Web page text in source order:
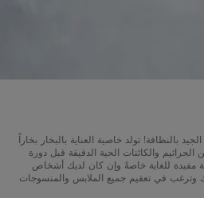
بالنظافة! تولد خاصية العناية بالبخار بخاراً
ما يصل إلى 99.99% من الجراثيم والكائنات الحية الدقيقة قبل دورة
مفيدة للغاية خاصةً وإن كان لديك أشخاص
وترغب في تعقيم جميع الملابس والمنسوجات